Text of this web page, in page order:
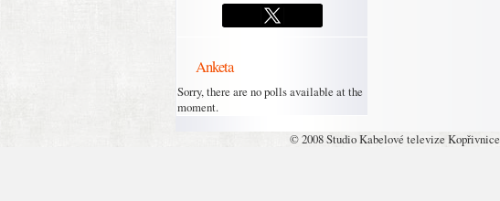
Anketa
Sorry, there are no polls available at the
moment.
© 2008 Studio Kabelové televize Kopřivnice